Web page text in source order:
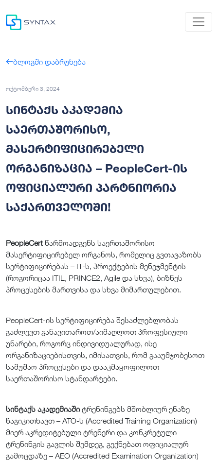
ბლოგში დაბრუნება
ოქტომბერი 3, 2024
სინტაქს აკადემია
საერთაშორისო,
მასერტიფიცირებელი
ორგანიზაცია – PeopleCert-ის
ოფიციალური პარტნიორია
საქართველოში!
PeopleCert წარმოადგენს საერთაშორისო
მასერტიფიცირებელ ორგანოს, რომელიც გვთავაზობს
სერტიფიცირებას – IT-ს, პროექტების მენეჯმენტის
(როგორიცაა ITIL, PRINCE2, Agile და სხვა), ბიზნეს
პროცესების მართვისა და სხვა მიმართულებით.
PeopleCert-ის სერტიფიცირება შესაძლებლობას
გაძლევთ განავითაროთ/აიმაღლოთ პროფესიული
უნარები, როგორც ინდივიდუალურად, ისე
ორგანიზაციებისთვის, იმისათვის, რომ გააუმჯობესოთ
სამუშაო პროცესები და დააკმაყოფილოთ
საერთაშორისო სტანდარტები.
სინტაქს აკადემიაშიტრენინგებს მშობლიურ ენაზე
წაგიკითხავთ – ATO-ს (Accredited Training Organization)
მიერ აკრედიტებული ტრენერი და კონკრეტული
ტრენინგის გავლის შემდეგ, გექნებათ ოფიციალურ
გამოცდაზე – AEO (Accredited Examination Organization)